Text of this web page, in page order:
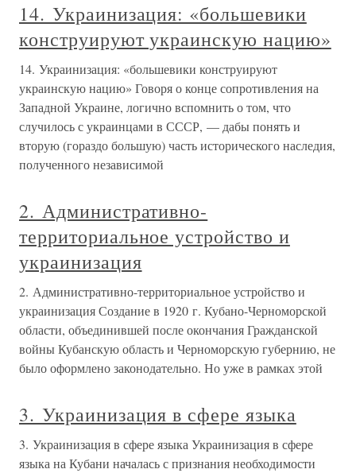
14. Украинизация: «большевики
конструируют украинскую нацию»
14. Украинизация: «большевики конструируют
украинскую нацию» Говоря о конце сопротивления на
Западной Украине, логично вспомнить о том, что
случилось с украинцами в СССР, — дабы понять и
вторую (гораздо большую) часть исторического наследия,
полученного независимой
2. Административно-
территориальное устройство и
украинизация
2. Административно-территориальное устройство и
украинизация Создание в 1920 г. Кубано-Черноморской
области, объединившей после окончания Гражданской
войны Кубанскую область и Черноморскую губернию, не
было оформлено законодательно. Но уже в рамках этой
3. Украинизация в сфере языка
3. Украинизация в сфере языка Украинизация в сфере
языка на Кубани началась с признания необходимости